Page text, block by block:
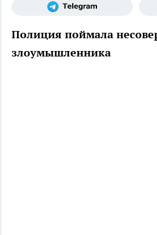
Полиция поймала
злоумышленника